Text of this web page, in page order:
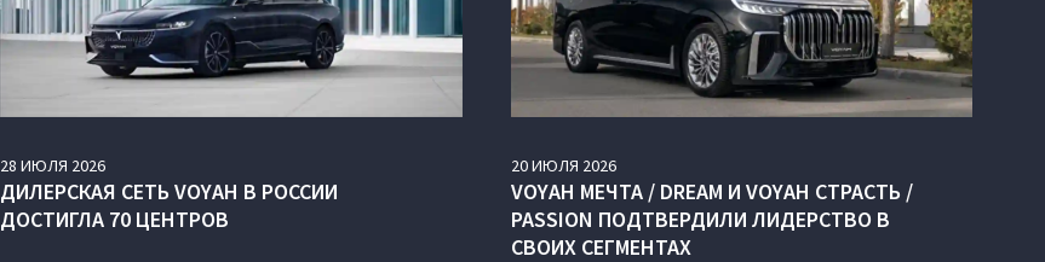
28 ИЮЛЯ 2026
ДИЛЕРСКАЯ СЕТЬ VOYAH В РОССИИ
ДОСТИГЛА 70 ЦЕНТРОВ
20ИЮЛЯ 2026
VOYAH МЕЧТА / DREAM И VOYAH СТРАСТЬ /
PASSION ПОДТВЕРДИЛИ ЛИДЕРСТВО В
СВОИХ СЕГМЕНТАХ